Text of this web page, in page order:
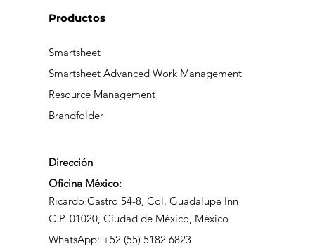
Oficina México:
Productos
Smartsheet Advanced Work Management